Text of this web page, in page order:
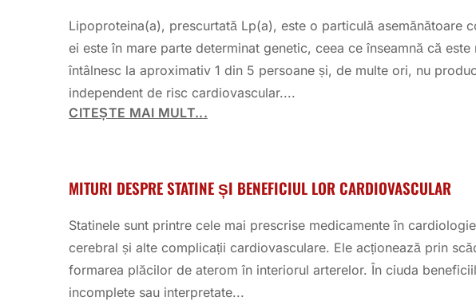
Lipoproteina(a), prescurtată Lp(a), este o particulă asemănătoare
ei este în mare parte determinat genetic, ceea ce înseamnă că
întâlnesc la aproximativ 1 din 5 persoane și, de multe ori, nu
independent de risc cardiovascular....
CITEȘTE MAI MULT...
MITURI DESPRE STATINE ȘI BENEFICIUL LOR CARDIOVASCULAR
Statinele sunt printre cele mai prescrise medicamente în
cerebral și alte complicații cardiovasculare. Ele acționează prin
formarea plăcilor de aterom în interiorul arterelor. În ciuda
incomplete sau interpretate...